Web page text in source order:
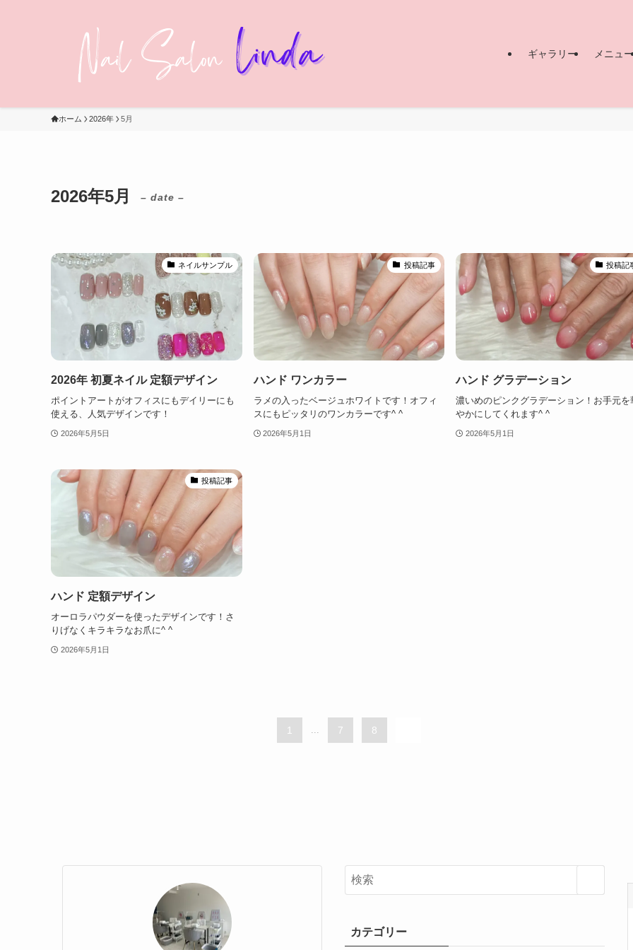
ギャラリー メニュー
ホーム 2026年 5月
2026年5月 – date –
ネイルサンプル
2026年 初夏ネイル 定額デザイン
ポイントアートがオフィスにもデイリーにも
使える、人気デザインです！
2026年5月5日
投稿記事
ハンド ワンカラー
ラメの入ったベージュホワイトです！オフィ
スにもピッタリのワンカラーです^ ^
2026年5月1日
投稿記
ハンド グラデーション
濃いめのピンクグラデーション！お手元を
やかにしてくれます^ ^
2026年5月1日
投稿記事
ハンド 定額デザイン
オーロラパウダーを使ったデザインです！さ
りげなくキラキラなお爪に^ ^
2026年5月1日
1 7 8
カテゴリー